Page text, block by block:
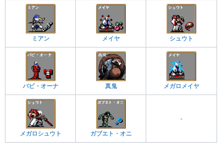
ミアン メイヤ シュウト
バビ・オーナ 真鬼 メガロメイヤ
メガロシュウト ガブエト・オニ
-